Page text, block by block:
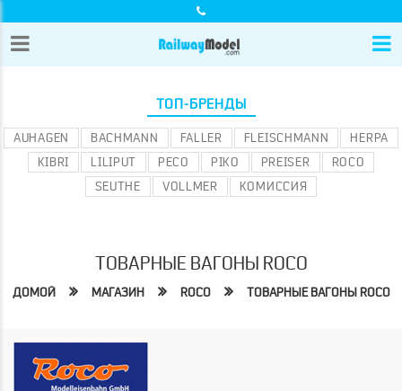
ТОП-БРЕНДЫ
AUHAGEN BACHMANN FALLER FLEISCHMANN
HERPA
KIBRI
LILIPUT PECO PIKO PREISER
ROCO
SEUTHE
VOLLMER КОМИССИЯ
ТОВАРНЫЕ ВАГОНЫ ROCO
ДОМОЙ МАГАЗИН ROCO ТОВАРНЫЕ ВАГОНЫ ROCO